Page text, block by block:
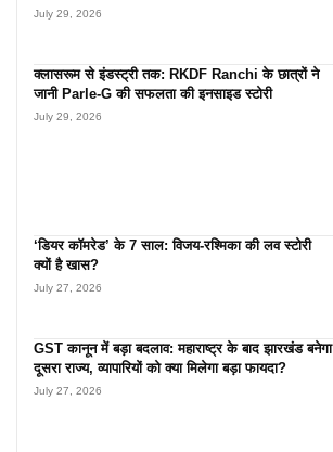
July 29, 2026
क्लासरूम से इंडस्ट्री तक: RKDF Ranchi के छात्रों ने
जानी Parle-G की सफलता की इनसाइड स्टोरी
July 29, 2026
‘डियर कॉमरेड’ के 7 साल: विजय-रश्मिका की लव स्टोरी
क्यों है खास?
July 27, 2026
GST कानून में बड़ा बदलाव: महाराष्ट्र के बाद झारखंड बनेगा
दूसरा राज्य, व्यापारियों को क्या मिलेगा बड़ा फायदा?
July 27, 2026